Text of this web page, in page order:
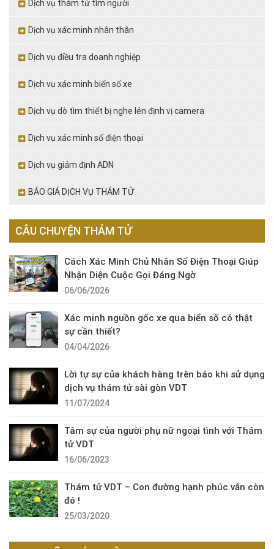
Dịch vụ thám tử tìm người
Dịch vụ xác minh nhân thân
Dịch vụ điều tra doanh nghiệp
Dịch vụ xác minh biển số xe
Dịch vụ dò tìm thiết bị nghe lén định vị camera
Dịch vụ xác minh số điện thoại
Dịch vụ giám định ADN
BÁO GIÁ DỊCH VỤ THÁM TỬ
CÂU CHUYỆN THÁM TỬ
Cách Xác Minh Chủ Nhân Số Điện Thoại Giúp
Nhận Diện Cuộc Gọi Đáng Ngờ
06/06/2026
Xác minh nguồn gốc xe qua biển số có thật
sự cần thiết?
04/04/2026
Lời tự sự của khách hàng trên báo khi sử dụng
dịch vụ thám tử sài gòn VDT
11/07/2024
Tâm sự của người phụ nữ ngoại tình với Thám
tử VDT
16/06/2023
Thám tử VDT – Con đường hạnh phúc vẫn còn
đó !
25/03/2020